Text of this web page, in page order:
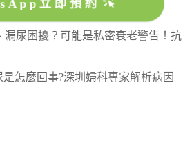
立即預約
漏尿困擾？可能是私密衰老警告！抗
怎麼回事?深圳婦科專家解析病因